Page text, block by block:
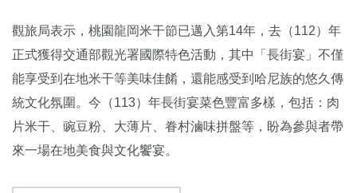
觀旅局表示，桃園龍岡米干節已邁入第14年，去（112）年
正式獲得交通部觀光署國際特色活動，其中「長街宴」不僅
能享受到在地米干等美味佳餚，還能感受到哈尼族的悠久傳
統文化氛圍。今（113）年長街宴菜色豐富多樣，包括：肉
片米干、豌豆粉、大薄片、眷村滷味拼盤等，盼為參與者帶
來一場在地美食與文化饗宴。